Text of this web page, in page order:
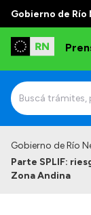
Gobierno de Río
Institucional
Gobierno de Río
Parte SPLIF:
Zona Andina